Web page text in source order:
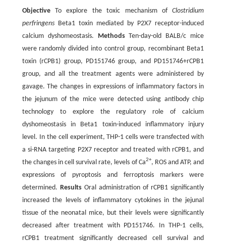
ObjectiveTo explore the toxic mechanism ofClostridium
perfringensBeta1 toxin mediated by P2X7 receptor-induced
calcium dyshomeostasis. MethodsTen-day-old BALB/c mice
were randomly divided into control group, recombinant Beta1
toxin (rCPB1) group, PD151746 group, and PD151746+rCPB1
group, and all the treatment agents were administered by
gavage. The changes in expressions of inflammatory factors in
the jejunum of the mice were detected using antibody chip
technology to explore the regulatory role of calcium
dyshomeostasis in Beta1 toxin-induced inflammatory injury
level. In the cell experiment, THP-1 cells were transfected with
a si-RNA targeting P2X7 receptor and treated with rCPB1, and
the changes in cell survival rate, levels of Ca2+, ROS and ATP, and
expressions of pyroptosis and ferroptosis markers were
determined. ResultsOral administration of rCPB1 significantly
increased the levels of inflammatory cytokines in the jejunal
tissue of the neonatal mice, but their levels were significantly
decreased after treatment with PD151746. In THP-1 cells,
rCPB1 treatment significantly decreased cell survival and